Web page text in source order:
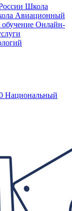
Школа
Авиационный
Онлайн-
Национальный